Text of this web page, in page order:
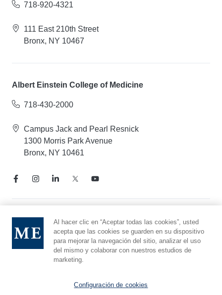
718-920-4321
111 East 210th Street
Bronx, NY 10467
Albert Einstein College of Medicine
718-430-2000
Campus Jack and Pearl Resnick
1300 Morris Park Avenue
Bronx, NY 10461
Aviso de prácticas de privacidad
Línea directa de cumplimiento
Denunciar maltrato
Preferencias de cookies
Al hacer clic en “Aceptar todas las cookies”, usted
acepta que las cookies se guarden en su dispositivo
para mejorar la navegación del sitio, analizar el uso
del mismo y colaborar con nuestros estudios de
marketing.
Configuración de cookies